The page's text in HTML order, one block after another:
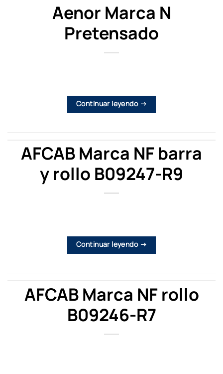
Aenor Marca N
Pretensado
Continuar leyendo →
AFCAB Marca NF barra
y rollo B09247-R9
Continuar leyendo →
AFCAB Marca NF rollo
B09246-R7